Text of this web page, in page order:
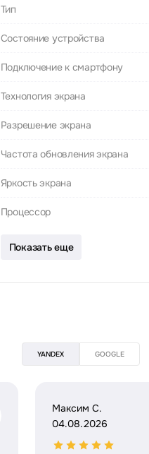
Тип
Состояние устройства
Подключение к смартфону
Технология экрана
Разрешение экрана
Частота обновления экрана
Яркость экрана
Процессор
Показать еще
YANDEX GOOGLE
Максим С.
04.08.2026